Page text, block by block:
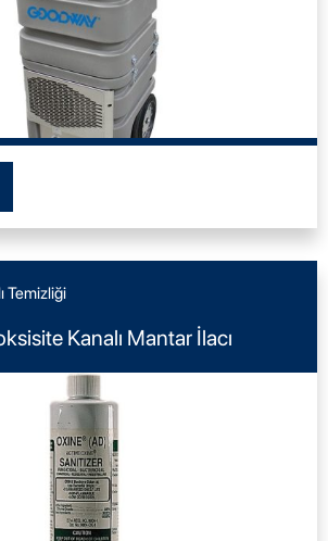
Temizliği
Kanalı Mantar İlacı